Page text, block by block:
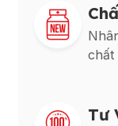
chất
Tư